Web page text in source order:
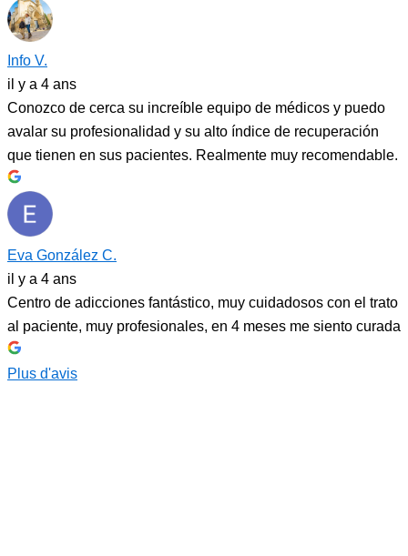
Info V.
il y a 4 ans
Conozco de cerca su increíble equipo de médicos y puedo
avalar su profesionalidad y su alto índice de recuperación
que tienen en sus pacientes. Realmente muy recomendable.
Eva González C.
il y a 4 ans
Centro de adicciones fantástico, muy cuidadosos con el trato
al paciente, muy profesionales, en 4 meses me siento curada
Plus d'avis